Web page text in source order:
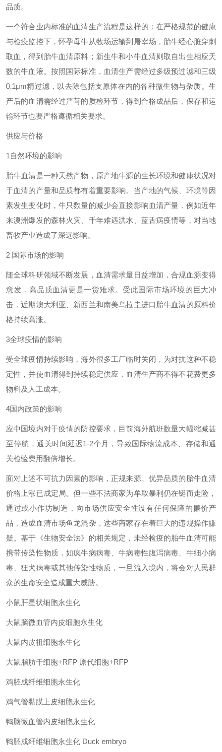
品质。
一个符合业内标准的血清生产流程是这样的：在严格规范的健康
与检疫监控下，怀孕母牛从牧场运输到屠宰场，胎牛经心脏穿刺
取血，得到胎牛血清原料；新生牛和小牛血清则取自出生相应天
数的牛血液。按照国际标准，血清生产需经过多级预过滤和三级
0.1μm精过滤，以去除包括支原体在内的各种微生物与杂质。生
产后的血清需经过严苛的质检环节，得到合格成品后，保存和运
输环节也要严格遵循相关要求。
供应与价格
1 自然环境的影响
胎牛血清是一种天然产物，原产地牛源的生长环境和健康状况对
于血清的产量和品质都有着重要影响。当产地的气候、环境等因
素发生变化时，牛只数量的减少会直接影响血清产量，例如近年
来澳洲爆发的森林火灾、千年难遇洪水、蓝舌病疫情等，对当地
畜牧产业造成了深远影响。
2 国际市场的影响
随全球科研领域不断发展，血清需求量日益增加，合规血源变得
愈发 ，高品质血清更是一货难求。受此国际市场环境的巨大冲
击，近期澳大利亚、新西兰和南美乌拉圭进口胎牛血清的原料价
格持续高涨。
3全球疫情的影响
受全球疫情持续影响，海外很多工厂临时关闭，为对抗这种不稳
定性，并使血清得到持续稳定供应，血清生产商不得不花费更多
物料及人工成本。
4国内政策的影响
应中国境内对于疫情的防控要求，目前海外航班数量大幅缩减甚
至停航，通关时间延迟1-2个月，导致国际物流成本、存储和通
关检验费用翻倍增长。
面对上述不可抗力因素的影响，正规来源、优异品质的胎牛血清
价格上涨已成定局。但一些不法商家为牟取暴利仍在铤而走险，
通过或小作坊制造，向市场供应安全性没有任何保障的廉价产
品，造成血清市场鱼龙混杂，这些商家存在着巨大的违规操作嫌
疑。基于《生物安全法》的相关规定，未经检疫的胎牛血清可能
携带传染性物质，如疯牛病病毒、牛病毒性腹泻病毒、牛细小病
毒、狂犬病毒或其他传染性物质，一旦流入境内，将会对人民群
众的生命安全造成重大威胁。
小鼠肝星状细胞永生化
大鼠脑微血管内皮细胞永生化
大鼠内皮祖细胞永生化
大鼠脂肪干细胞+RFP 原代细胞+RFP
鸡胚成纤维细胞永生化
鸡气管黏膜上皮细胞永生化
鸭脑微血管内皮细胞永生化
鸭胚成纤维细胞永生化 Duck embryo